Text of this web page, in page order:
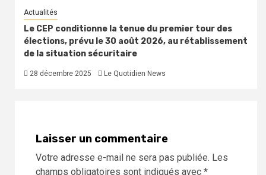
Actualités
Le CEP conditionne la tenue du premier tour des
élections, prévu le 30 août 2026, au rétablissement
de la situation sécuritaire
28 décembre 2025 Le Quotidien News
Laisser un commentaire
Votre adresse e-mail ne sera pas publiée. Les
champs obligatoires sont indiqués avec *